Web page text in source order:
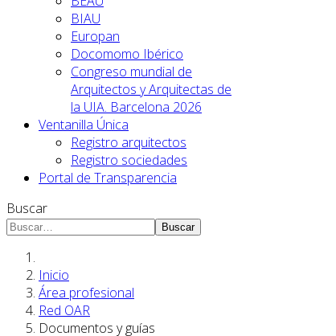
BIAU
Europan
Docomomo Ibérico
Congreso mundial de
Arquitectos y Arquitectas de
la UIA. Barcelona 2026
Ventanilla Única
Registro arquitectos
Registro sociedades
Portal de Transparencia
Buscar
Buscar
Inicio
Área profesional
Red OAR
Documentos y guías